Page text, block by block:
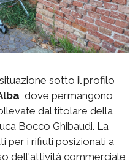
sotto il profilo
, dove permangono
dal titolare della
Bocco Ghibaudi. La
per i rifiuti posizionati a
dell'attività commerciale